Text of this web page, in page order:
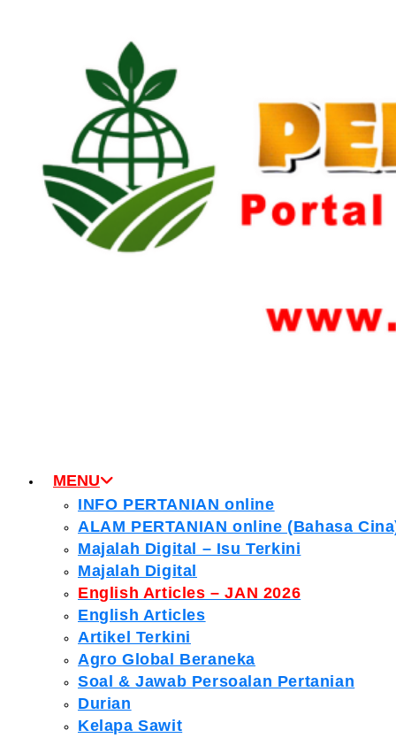
MENU
INFO PERTANIAN online
ALAM PERTANIAN online (Bahasa
Majalah Digital – Isu Terkini
Majalah Digital
English Articles – JAN 2026
English Articles
Artikel Terkini
Agro Global Beraneka
Soal & Jawab Persoalan Pertanian
Durian
Kelapa Sawit